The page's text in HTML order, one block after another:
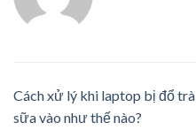
Cách xử lý khi laptop bị đổ trà
sữa vào như thế nào?